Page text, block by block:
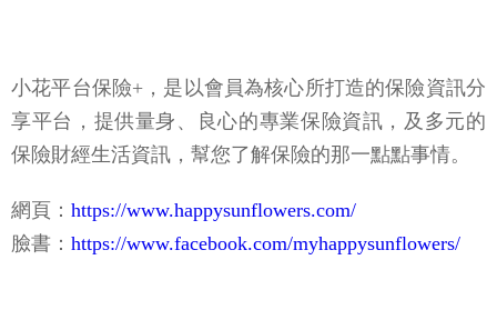
小花平台保險+，是以會員為核心所打造的保險資訊分
享平台，提供量身、良心的專業保險資訊，及多元的
保險財經生活資訊，幫您了解保險的那一點點事情。
網頁： https://www.happysunflowers.com/
臉書： https://www.facebook.com/myhappysunflowers/